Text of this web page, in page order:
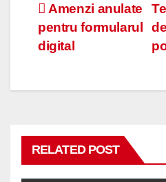
Navigare
în
Amenzi anulate
pentru formularul
digital
RELATED POST